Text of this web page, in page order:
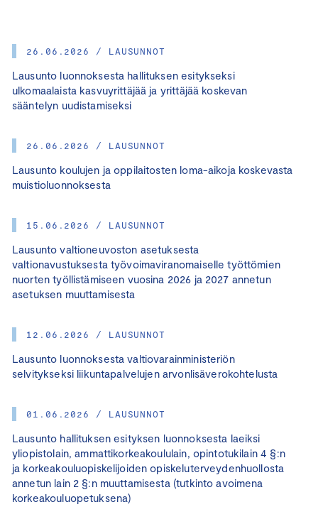
26.06.2026 / LAUSUNNOT
Lausunto luonnoksesta hallituksen esitykseksi
ulkomaalaista kasvuyrittäjää ja yrittäjää koskevan
sääntelyn uudistamiseksi
26.06.2026 / LAUSUNNOT
Lausunto koulujen ja oppilaitosten loma-aikoja koskevasta
muistioluonnoksesta
15.06.2026 / LAUSUNNOT
Lausunto valtioneuvoston asetuksesta
valtionavustuksesta työvoimaviranomaiselle työttömien
nuorten työllistämiseen vuosina 2026 ja 2027 annetun
asetuksen muuttamisesta
12.06.2026 / LAUSUNNOT
Lausunto luonnoksesta valtiovarainministeriön
selvitykseksi liikuntapalvelujen arvonlisäverokohtelusta
01.06.2026 / LAUSUNNOT
Lausunto hallituksen esityksen luonnoksesta laeiksi
yliopistolain, ammattikorkeakoululain, opintotukilain 4 §:n
ja korkeakouluopiskelijoiden opiskeluterveydenhuollosta
annetun lain 2 §:n muuttamisesta (tutkinto avoimena
korkeakouluopetuksena)